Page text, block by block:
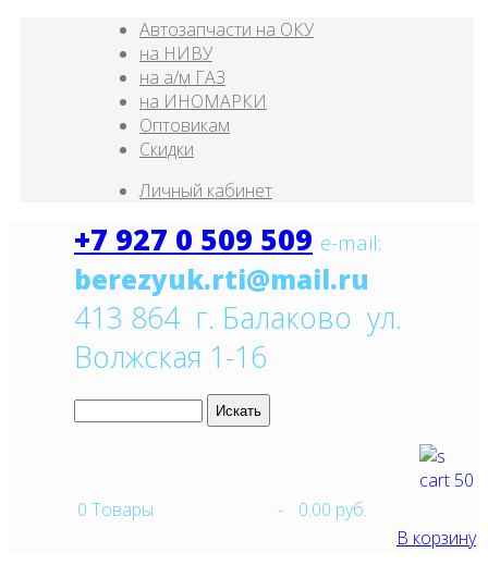
Автозапчасти на ОКУ
на НИВУ
на а/м ГАЗ
на ИНОМАРКИ
Оптовикам
Скидки
Личный кабинет
+7 927 0 509 509 e-mail:
413 864 г. Балаково ул.
Волжская 1-16
0 Товары -
0.00 руб.
В корзину